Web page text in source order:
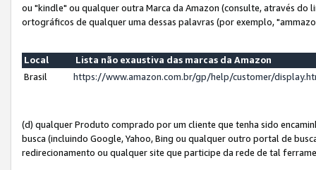
ou "kindle" ou qualquer outra Marca da Amazon (consulte, através do
ortográficos de qualquer uma dessas palavras (por exemplo,
Local
Lista não exaustiva das marcas da Amazon
Brasil
https://www.amazon.com.br/gp/help/customer/
(d) qualquer Produto comprado por um cliente que tenha sido
busca (incluindo Google, Yahoo, Bing ou qualquer outro portal de
redirecionamento ou qualquer site que participe da rede de tal